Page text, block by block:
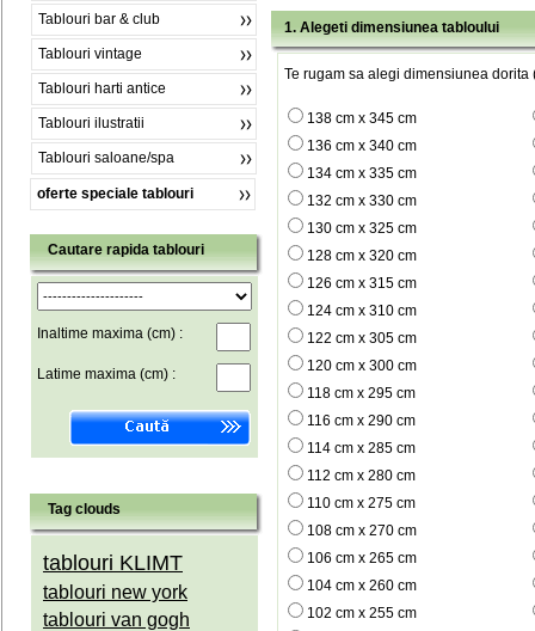
Tablouri bar & club
Tablouri vintage
Tablouri harti antice
Tablouri ilustratii
Tablouri saloane/spa
oferte speciale tablouri
Cautare rapida tablouri
Inaltime maxima (cm) :
Latime maxima (cm) :
Tag clouds
tablouri KLIMT
tablouri new york
tablouri van gogh
1. Alegeti dimensiunea tabloului
Te rugam sa alegi dimensiunea dorita
138 cm x 345 cm
136 cm x 340 cm
134 cm x 335 cm
132 cm x 330 cm
130 cm x 325 cm
128 cm x 320 cm
126 cm x 315 cm
124 cm x 310 cm
122 cm x 305 cm
120 cm x 300 cm
118 cm x 295 cm
116 cm x 290 cm
114 cm x 285 cm
112 cm x 280 cm
110 cm x 275 cm
108 cm x 270 cm
106 cm x 265 cm
104 cm x 260 cm
102 cm x 255 cm